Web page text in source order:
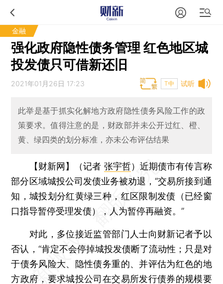
金融
强化政府隐性债务管理 红色地区城
投发债只可借新还旧
试听
2021年01月26日 17:23 T中
此举是基于抓实化解地方政府隐性债务风险工作的政
策要求。值得注意的是，财政部并未公开过红、橙、
黄、绿四类的划分标准，亦未公布评估结果
【财新网】（记者 张宇哲） 近期债市有传言称
部分区域城投公司发债业务被劝退，“交易所接到通
知，城投划分红黄绿三种，红区限制发债（已经窗
口指导暂停受理发债），人为暂停再融资。”
对此，多位接近监管部门人士向财新记者予以
否认，“肯定不会停掉城投发债断了流动性；只是对
于债务风险大、隐性债务重的、并评估为红色的地
方政府，要求城投公司在交易所发行债券的规模要